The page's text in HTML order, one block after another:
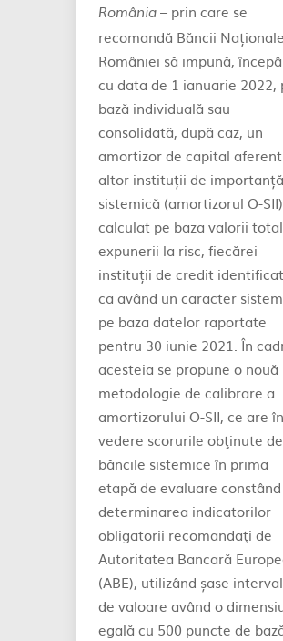
România – prin care se
recomandă Băncii
României să impună,
cu data de 1 ianuarie 2022,
bază individuală sau
consolidată, după caz, un
amortizor de capital aferent
altor instituții de importanță
sistemică (amortizorul O-SII)
calculat pe baza valorii
expunerii la risc, fiecărei
instituții de credit
ca având un caracter
pe baza datelor raportate
pentru 30 iunie 2021. În
acesteia se propune o nouă
metodologie de calibrare a
amortizorului O-SII, ce are în
vedere scorurile obţinute de
băncile sistemice în prima
etapă de evaluare
determinarea indicatorilor
obligatorii recomandaţi de
Autoritatea Bancară
(ABE), utilizând șase
de valoare având o
egală cu 500 puncte de